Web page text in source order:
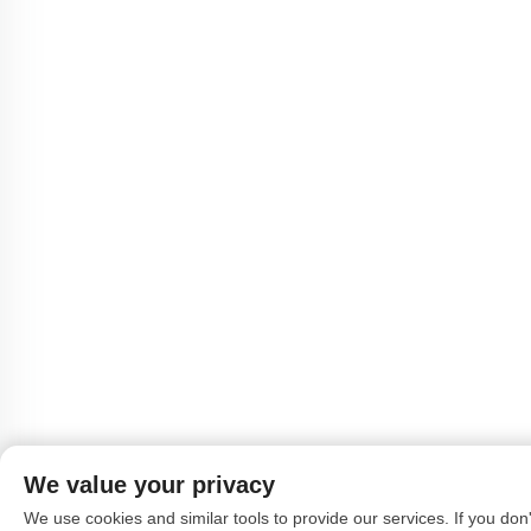
We value your privacy
We use cookies and similar tools to provide our services. If you